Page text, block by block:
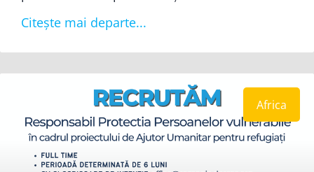
Citește mai departe...
Africa